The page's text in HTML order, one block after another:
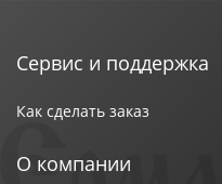
Сервис и поддержка
Как сделать заказ
О компании